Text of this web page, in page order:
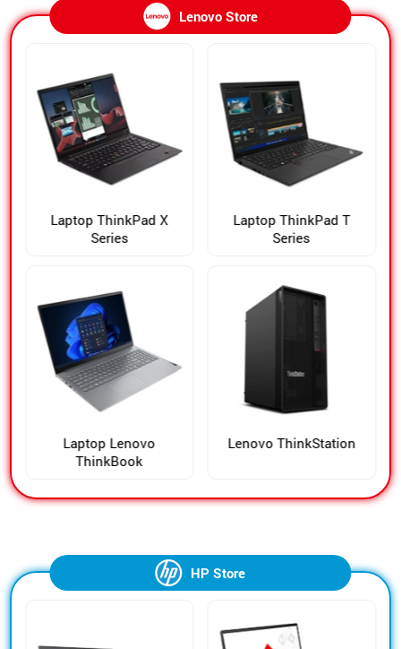
Lenovo Store
Laptop ThinkPad X
Series
Laptop Lenovo
ThinkBook
Laptop ThinkPad T
Series
Lenovo ThinkStation
HP Store